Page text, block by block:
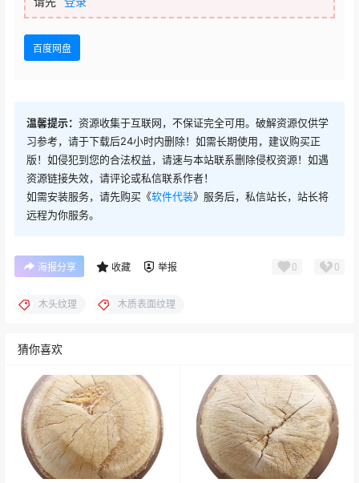
百度网盘
温馨提示： 资源收集于互联网，不保证完全可用。破解资源仅供学
习参考，请于下载后24小时内删除！如需长期使用，建议购买正
版！如侵犯到您的合法权益，请速与本站联系删除侵权资源！如遇
资源链接失效，请评论或私信联系作者！
如需安装服务，请先购买《软件代装》服务后，私信站长，站长将
远程为你服务。
海报分享 收藏 举报 0 0
木头纹理 木质表面纹理
猜你喜欢